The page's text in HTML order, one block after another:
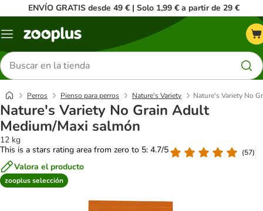
ENVÍO GRATIS desde 49 € | Solo 1,99 € a partir de 29 €
Menú
Buscar
productos
Perros Pienso para perros Nature's Variety Nature's Variety No
Nature's Variety No Grain Adult
Medium/Maxi salmón
12 kg
This is a stars rating area from zero to 5: 4.7/5
(57)
Valora el producto
zooplus selección